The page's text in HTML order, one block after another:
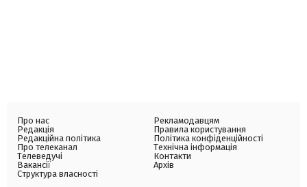
Про нас
Редакція
Редакційна політика
Про телеканал
Телеведучі
Вакансії
Структура власності
Рекламодавцям
Правила користування
Політика конфіденційності
Технічна інформація
Контакти
Архів